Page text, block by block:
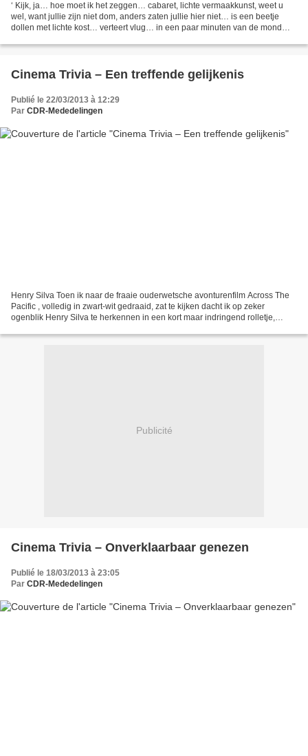
‘ Kijk, ja… hoe moet ik het zeggen… cabaret, lichte vermaakkunst, weet u
wel, want jullie zijn niet dom, anders zaten jullie hier niet… is een beetje
dollen met lichte kost… verteert vlug… in een paar minuten van de mond
Cinema Trivia – Een treffende gelijkenis
Publié le 22/03/2013 à 12:29
Par CDR-Mededelingen
Henry Silva Toen ik naar de fraaie ouderwetsche avonturenfilm Across The
Pacific , volledig in zwart-wit gedraaid, zat te kijken dacht ik op zeker
ogenblik Henry Silva te herkennen in een kort maar indringend rolletje,
Publicité
Cinema Trivia – Onverklaarbaar genezen
Publié le 18/03/2013 à 23:05
Par CDR-Mededelingen